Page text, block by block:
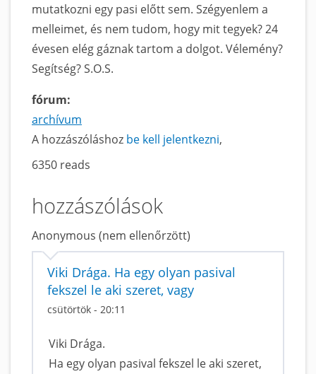
mutatkozni egy pasi előtt sem. Szégyenlem a
melleimet, és nem tudom, hogy mit tegyek? 24
évesen elég gáznak tartom a dolgot. Vélemény?
Segítség? S.O.S.
fórum:
archívum
A hozzászóláshoz be kell jelentkezni
6350 reads
hozzászólások
Anonymous (nem ellenőrzött)
Viki Drága. Ha egy olyan pasival
fekszel le aki szeret, vagy
csütörtök - 20:11
Viki Drága.
Ha egy olyan pasival fekszel le aki szeret,